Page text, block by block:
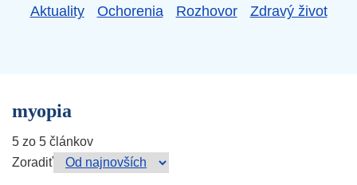
Aktuality Ochorenia Rozhovor Zdravý život
myopia
5 zo 5 článkov
Zoradiť